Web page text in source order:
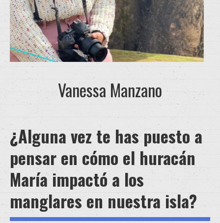
Vanessa Manzano
¿Alguna vez te has puesto a
pensar en cómo el huracán
María impactó a los
manglares en nuestra isla?